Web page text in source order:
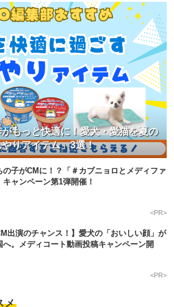
もっと快適に！愛犬・愛猫を夏の
りアイテム」3選！
の子がCMに！？「＃カブニョロとメディファ
キャンペーン第1弾開催！
<PR>
出演のチャンス！】愛犬の「おいしい顔」が
へ。メディコート動画投稿キャンペーン開
<PR>
メ